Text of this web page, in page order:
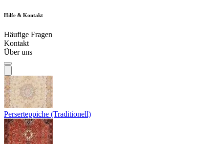
Hilfe & Kontakt
Häufige Fragen
Kontakt
Über uns
Perserteppiche (Traditionell)